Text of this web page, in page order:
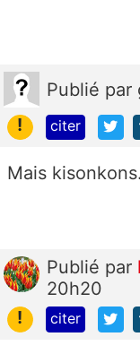
Publié par
!
citer
Mais
Publié par
20h20
!
citer